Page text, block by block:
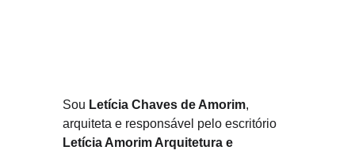
Sou Letícia Chaves de Amorim,
arquiteta e responsável pelo escritório
Letícia Amorim Arquitetura e